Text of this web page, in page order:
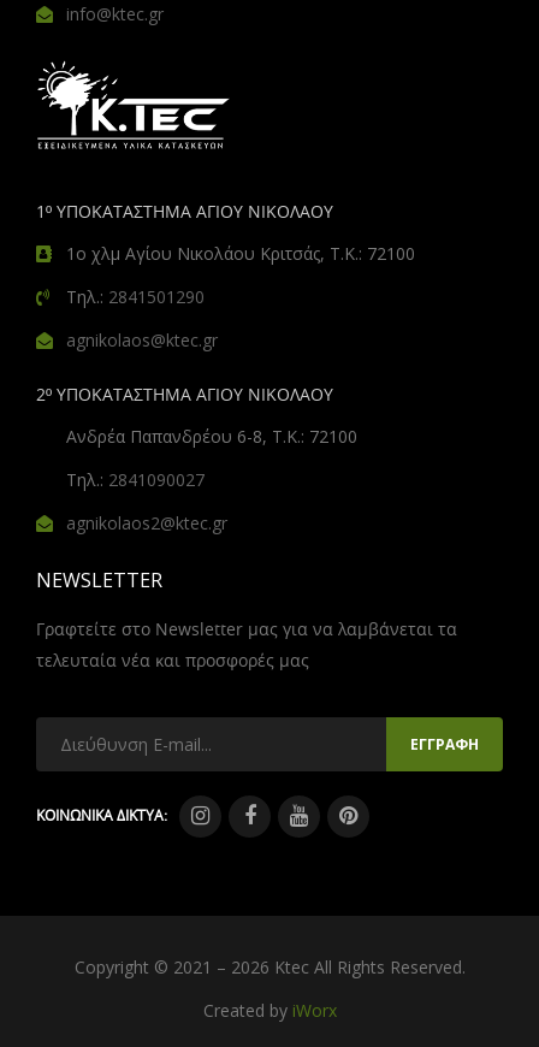
info@ktec.gr
1º ΥΠΟΚΑΤΑΣΤΗΜΑ ΑΓΙΟΥ ΝΙΚΟΛΑΟΥ
1ο χλμ Αγίου Νικολάου Κριτσάς, Τ.Κ.: 72100
Τηλ.: 2841501290
agnikolaos@ktec.gr
2º ΥΠΟΚΑΤΑΣΤΗΜΑ ΑΓΙΟΥ ΝΙΚΟΛΑΟΥ
Ανδρέα Παπανδρέου 6-8, Τ.Κ.: 72100
Τηλ.: 2841090027
agnikolaos2@ktec.gr
NEWSLETTER
Γραφτείτε στο Newsletter μας για να λαμβάνεται τα
τελευταία νέα και προσφορές μας
ΚΟΙΝΩΝΙΚΑ ΔΙΚΤΥΑ:
Copyright © 2021 – 2026 Ktec All Rights Reserved.
Created by iWorx